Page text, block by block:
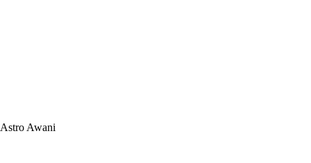
Astro Awani